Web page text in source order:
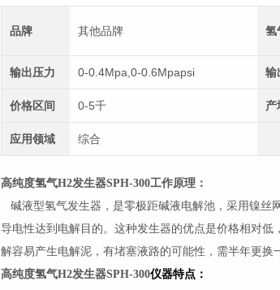
品牌 其他品牌 氢
输出压力 0-0.4Mpa,0-0.6Mpapsi 输
价格区间 0-5千 产
应用领域 综合
高纯度氢气H2发生器SPH-300工作原理：
碱液型氢气发生器，是零极距碱液电解池，采用镍丝
导电性达到电解目的。这种发生器的优点是价格相对
解容易产生电解泥，有堵塞液路的可能性，需半年更换
高纯度氢气H2发生器SPH-300仪器特点：